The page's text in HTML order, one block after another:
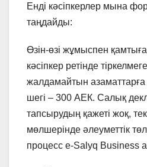
Енді кәсіпкерлер мына
таңдайды:
Өзін-өзі жұмыспен
кәсіпкер ретінде
жалдамайтын
шегі – 300 АЕК. Салық
тапсырудың қажеті жоқ,
мөлшерінде әлеуметтік
процесс e-Salyq Business